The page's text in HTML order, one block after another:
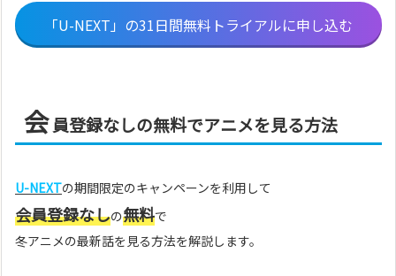
「U-NEXT」の31日間無料トライアルに申し込む
会員登録なしの無料でアニメを見る方法
U-NEXTの期間限定のキャンペーンを利用して
会員登録なしの無料で
冬アニメの最新話を見る方法を解説します。